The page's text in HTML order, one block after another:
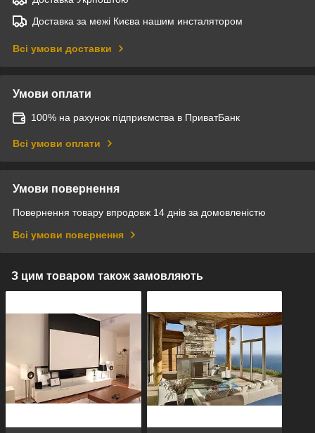
Доставка за межі Києва нашим инсталятором
Всі умови доставки
Умови оплати
100% на рахунок підприємства в ПриватБанк
Всі умови оплати
Умови повернення
Повернення товару впродовж 14 днів за домовленістю
Всі умови повернення
З цим товаром також замовляють